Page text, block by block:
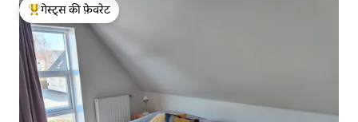
गेस्ट्स का टॉप फ़ेवरेट
गेस्ट्स की फ़ेवरेट